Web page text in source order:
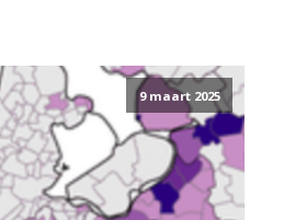
9 maart 2025